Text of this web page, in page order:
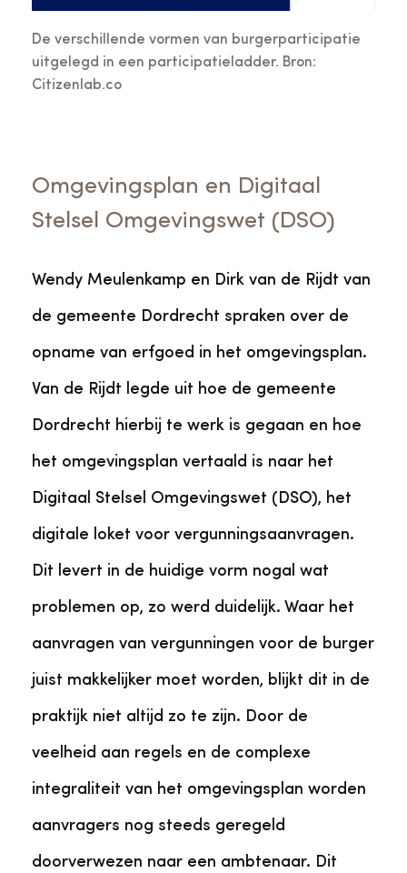
De verschillende vormen van burgerparticipatie
uitgelegd in een participatieladder. Bron:
Citizenlab.co
Omgevingsplan en Digitaal
Stelsel Omgevingswet (DSO)
Wendy Meulenkamp en Dirk van de Rijdt van
de gemeente Dordrecht spraken over de
opname van erfgoed in het omgevingsplan.
Van de Rijdt legde uit hoe de gemeente
Dordrecht hierbij te werk is gegaan en hoe
het omgevingsplan vertaald is naar het
Digitaal Stelsel Omgevingswet (DSO), het
digitale loket voor vergunningsaanvragen.
Dit levert in de huidige vorm nogal wat
problemen op, zo werd duidelijk. Waar het
aanvragen van vergunningen voor de burger
juist makkelijker moet worden, blijkt dit in de
praktijk niet altijd zo te zijn. Door de
veelheid aan regels en de complexe
integraliteit van het omgevingsplan worden
aanvragers nog steeds geregeld
doorverwezen naar een ambtenaar. Dit